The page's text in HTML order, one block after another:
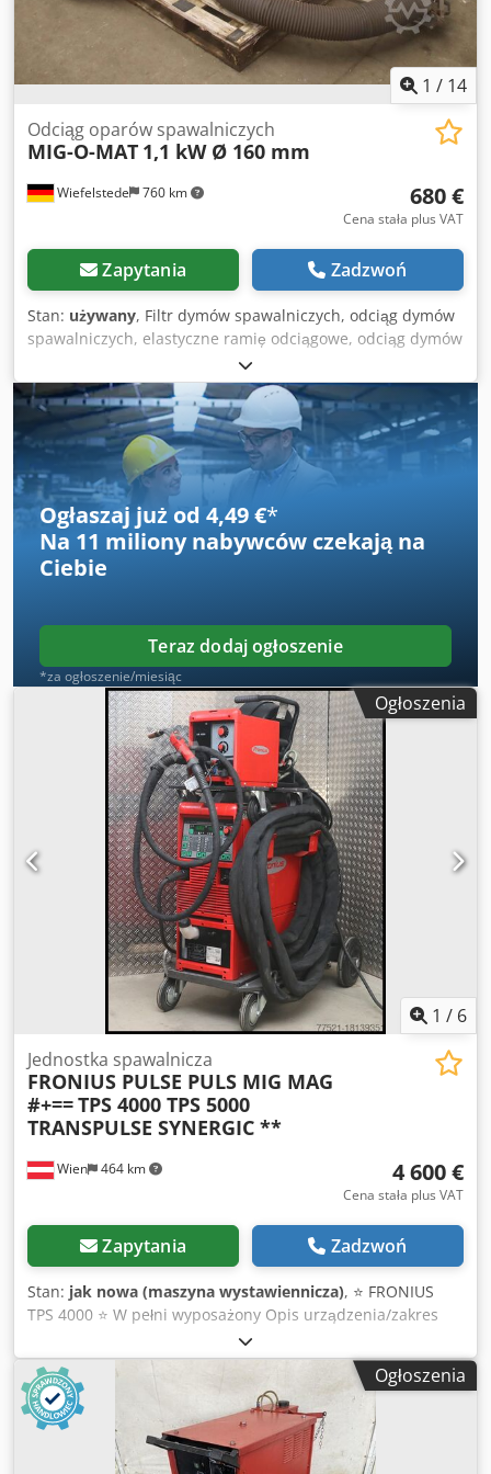
1 / 14
Wiefelstede 760 km
Odciąg oparów spawalniczych
MIG-O-MAT 1,1 kW Ø 160 mm
680 €
Cena stała plus VAT
Zapytania Zadzwoń
Stan: używany, Filtr dymów spawalniczych, odciąg dymów
spawalniczych, elastyczne ramię odciągowe, odciąg dymów
spawalniczych -Producent: MIG O MAT, System odciągu
dymów spawalniczych -Wentylator wyciągowy: silnik Elmot
1,1 kW -ramię odciągowe: długość 5700 mm -rura: Ø 160
mm / wewnętrzna Ø 145 mm, patrz zdjęcia -Wymiary
transportowe: 2900/100/H470 mm Dcjdpfx Ajk Aubqocdok -
Waga: 165,5 kg
Ogłaszaj już od 4,49 €*
Na 11 miliony nabywców czekają na
Ciebie
Teraz dodaj ogłoszenie
*za ogłoszenie/miesiąc
Ogłoszenia
1 / 6
Wien 464 km
Jednostka spawalnicza
FRONIUS PULSE PULS MIG MAG
#+==TPS 4000 TPS 5000
TRANSPULSE SYNERGIC **
4 600 €
Cena stała plus VAT
Zapytania Zadzwoń
Stan: jak nowa (maszyna wystawiennicza), ⭐ FRONIUS
TPS 4000 ⭐ W pełni wyposażony Opis urządzenia/zakres
dostawy: Urządzenie Fronius Tps 4000 w pełni wyposażone
– nic więcej nie jest możliwe! - Źródło zasilania Impuls 400
Amperów - Jednostka chłodnicza Fk 4000 FC z opcjonalnym
filtrem i kontrolą przepływu (==>jeśli nie krąży woda,
jednostka wyłącza się w celu ochrony zespołu węży). - VR
4000 z opcjonalnymi rolkami pod spodem + długi wąż
Ogłoszenia